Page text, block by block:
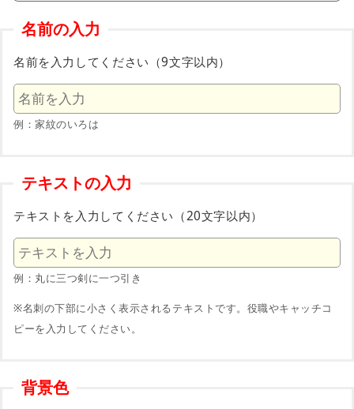
名前の入力
名前を入力してください（9文字以内）
例：家紋のいろは
テキストの入力
テキストを入力してください（20文字以内）
例：丸に三つ剣に一つ引き
※名刺の下部に小さく表示されるテキストです。役職やキャッチコ
ピーを入力してください。
背景色